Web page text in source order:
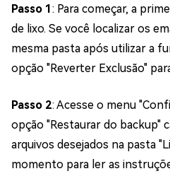
Passo 1: Para começar, a
de lixo. Se você localizar os
mesma pasta após utilizar a
opção "Reverter Exclusão"
Passo 2: Acesse o menu
opção "Restaurar do backup"
arquivos desejados na pasta
momento para ler as